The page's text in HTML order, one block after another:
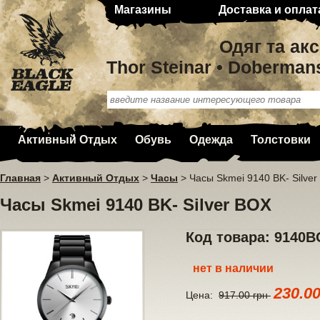
Магазины Доставка и
Одяг та
Thor Steinar •
Активный Отдых Обувь Одежда Толстовки
Главная > Активный Отдых > Часы > Часы Skmei 9140 BK- Silver
Часы Skmei 9140 BK- Silver BOX
Код товара:
нет в наличии
Цена: 917.00 грн